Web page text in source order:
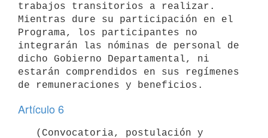
trabajos transitorios a realizar.
Mientras dure su participación en el
Programa, los participantes no
integrarán las nóminas de personal de
dicho Gobierno Departamental, ni
estarán comprendidos en sus regímenes
Artículo 6